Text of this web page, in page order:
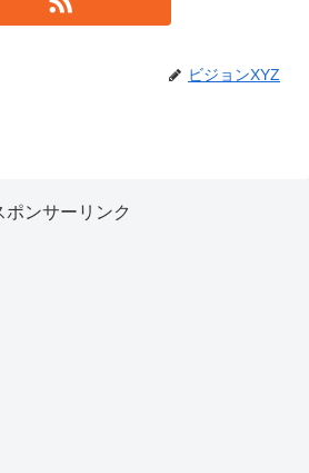
ビジョンXYZ
ポンサーリンク